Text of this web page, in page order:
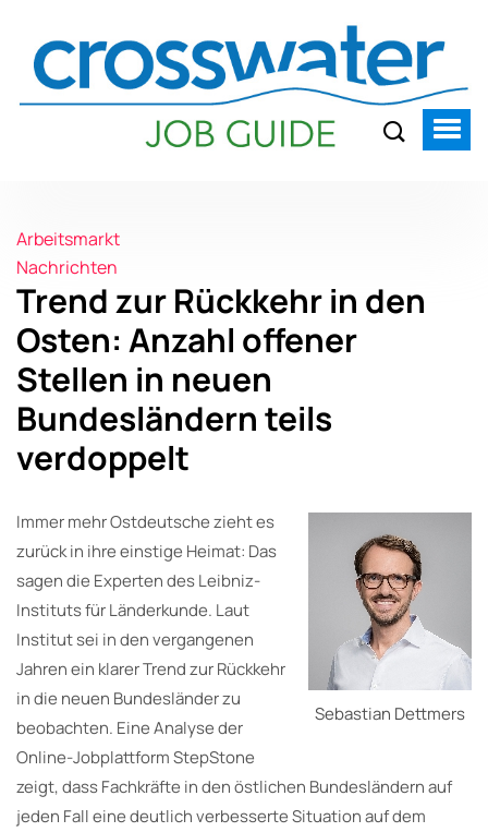
Arbeitsmarkt
Nachrichten
Trend zur Rückkehr in den
Osten: Anzahl offener
Stellen in neuen
Bundesländern teils
verdoppelt
Sebastian Dettmers
Immer mehr Ostdeutsche zieht es
zurück in ihre einstige Heimat: Das
sagen die Experten des Leibniz-
Instituts für Länderkunde. Laut
Institut sei in den vergangenen
Jahren ein klarer Trend zur Rückkehr
in die neuen Bundesländer zu
beobachten. Eine Analyse der
Online-Jobplattform StepStone
zeigt, dass Fachkräfte in den östlichen Bundesländern auf
jeden Fall eine deutlich verbesserte Situation auf dem